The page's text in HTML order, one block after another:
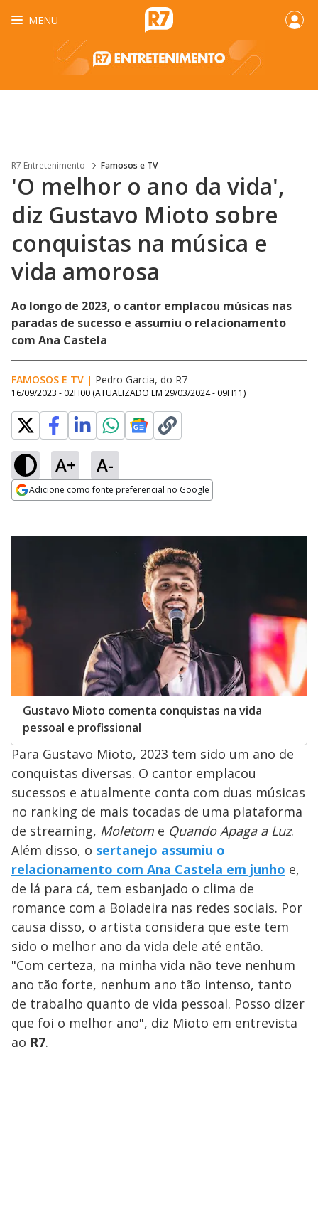
MENU
R7 Entretenimento Famosos e TV
'O melhor o ano da vida',
diz Gustavo Mioto sobre
conquistas na música e
vida amorosa
Ao longo de 2023, o cantor emplacou músicas nas
paradas de sucesso e assumiu o relacionamento
com Ana Castela
FAMOSOS E TV | Pedro Garcia, do R7
16/09/2023 - 02H00 (ATUALIZADO EM 29/03/2024 - 09H11)
A+ A-
Adicione como fonte preferencial no Google
Gustavo Mioto comenta conquistas na vida
pessoal e profissional
Para Gustavo Mioto, 2023 tem sido um ano de
conquistas diversas. O cantor emplacou
sucessos e atualmente conta com duas músicas
no ranking de mais tocadas de uma plataforma
de streaming, Moletom e Quando Apaga a Luz.
Além disso, o sertanejo assumiu o
relacionamento com Ana Castela em junho e,
de lá para cá, tem esbanjado o clima de
romance com a Boiadeira nas redes sociais. Por
causa disso, o artista considera que este tem
sido o melhor ano da vida dele até então.
"Com certeza, na minha vida não teve nenhum
ano tão forte, nenhum ano tão intenso, tanto
de trabalho quanto de vida pessoal. Posso dizer
que foi o melhor ano", diz Mioto em entrevista
ao R7.